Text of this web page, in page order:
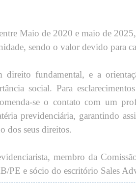
Maio de 2020 e maio de
sendo o valor devido para
direito fundamental, e a
social. Para
se o contato com um
previdenciária, garantindo
dos seus direitos.
membro da
PE e sócio do escritório Sales